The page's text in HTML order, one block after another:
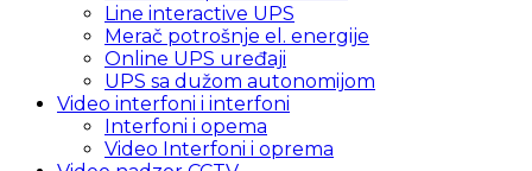
Line interactive UPS
Merač potrošnje el. energije
Online UPS uređaji
UPS sa dužom autonomijom
Video interfoni i interfoni
Interfoni i opema
Video Interfoni i oprema